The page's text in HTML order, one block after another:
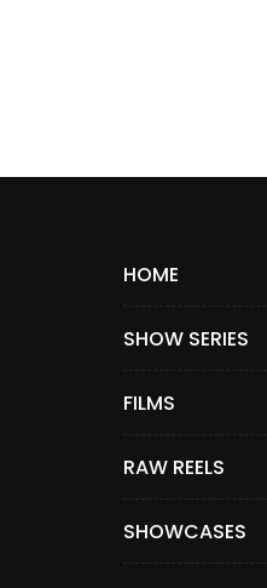
HOME
SHOW SERIES
FILMS
RAW REELS
SHOWCASES